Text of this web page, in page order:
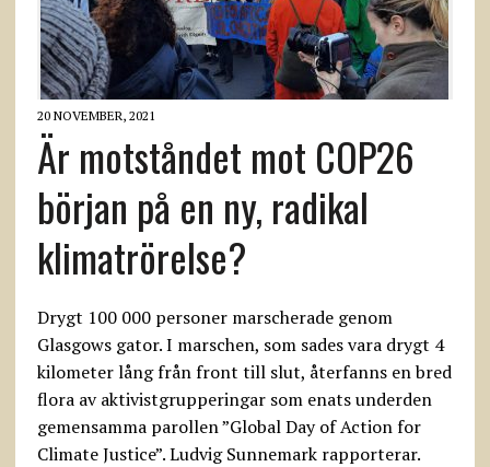
20 NOVEMBER, 2021
Är motståndet mot COP26
början på en ny, radikal
klimatrörelse?
Drygt 100 000 personer marscherade genom
Glasgows gator. I marschen, som sades vara drygt 4
kilometer lång från front till slut, återfanns en bred
flora av aktivistgrupperingar som enats underden
gemensamma parollen ”Global Day of Action for
Climate Justice”. Ludvig Sunnemark rapporterar.